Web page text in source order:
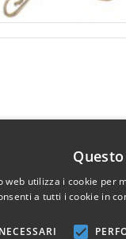
web utilizza i cookie per
a tutti i cookie in